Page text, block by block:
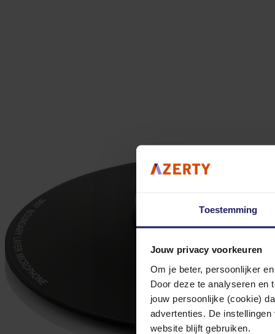
Toestemming
Jouw privacy voorkeuren
Om je beter, persoonlijker
Door deze te analyseren en
jouw persoonlijke (cookie)
advertenties. De
website blijft gebruiken.